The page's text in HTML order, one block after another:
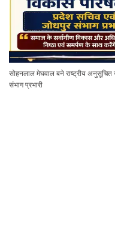
सोहनलाल मेघवाल बने राष्ट्रीय
संभाग प्रभारी